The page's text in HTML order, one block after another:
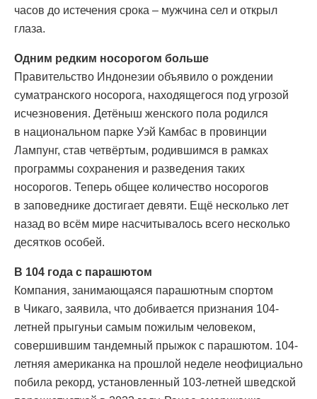
часов до истечения срока – мужчина сел и открыл
глаза.
Одним редким носорогом больше
Правительство Индонезии объявило о рождении
суматранского носорога, находящегося под угрозой
исчезновения. Детёныш женского пола родился
в национальном парке Уэй Камбас в провинции
Лампунг, став четвёртым, родившимся в рамках
программы сохранения и разведения таких
носорогов. Теперь общее количество носорогов
в заповеднике достигает девяти. Ещё несколько лет
назад во всём мире насчитывалось всего несколько
десятков особей.
В 104 года с парашютом
Компания, занимающаяся парашютным спортом
в Чикаго, заявила, что добивается признания 104-
летней прыгуньи самым пожилым человеком,
совершившим тандемный прыжок с парашютом. 104-
летняя американка на прошлой неделе неофициально
побила рекорд, установленный 103-летней шведской